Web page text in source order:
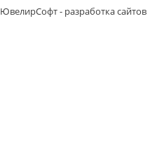
ЮвелирСофт - разработка сайтов